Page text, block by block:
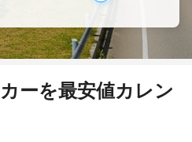
ーを最安値カレン